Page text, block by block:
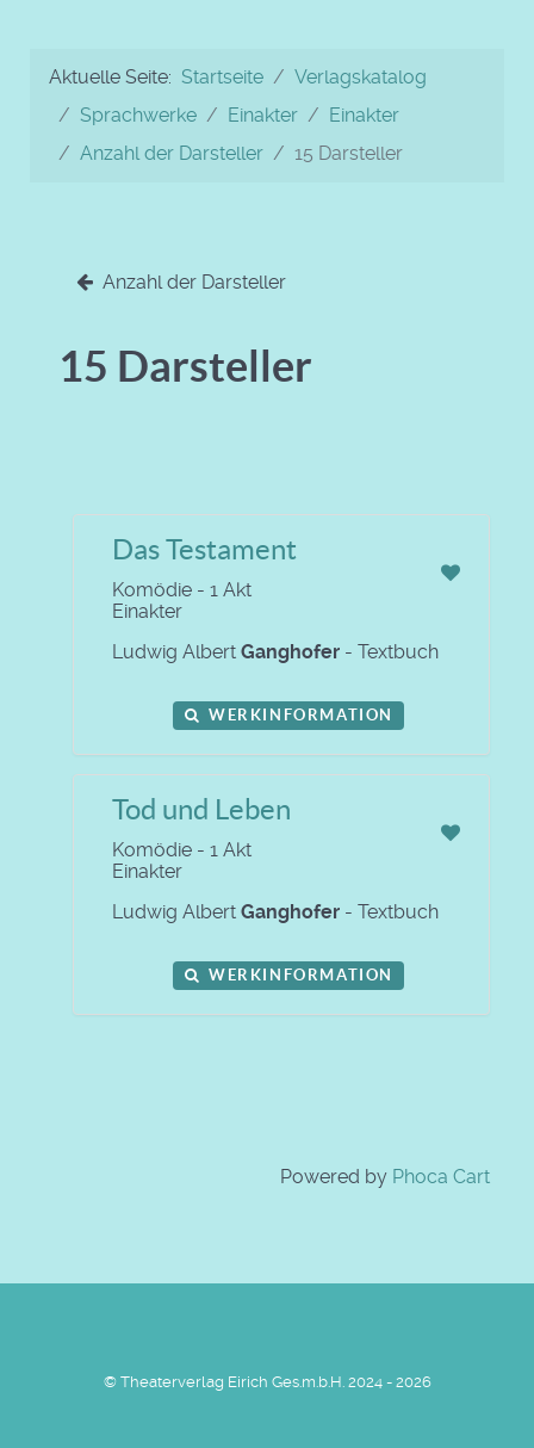
Aktuelle Seite: Startseite
Verlagskatalog
Sprachwerke
Einakter
Einakter
Anzahl der Darsteller
15 Darsteller
Anzahl der Darsteller
15 Darsteller
Das Testament
Komödie - 1 Akt
Einakter
Ludwig Albert Ganghofer - Textbuch
WERKINFORMATION
Tod und Leben
Komödie - 1 Akt
Einakter
Ludwig Albert Ganghofer - Textbuch
WERKINFORMATION
Powered by Phoca Cart
© Theaterverlag Eirich Ges.m.b.H. 2024 - 2026